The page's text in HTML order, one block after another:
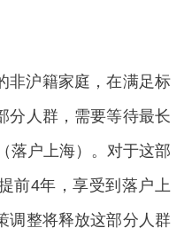
沪籍家庭，在满足标
分人群，需要等待最长
落户上海）。对于这部
前4年，享受到落户上
调整将释放这部分人群